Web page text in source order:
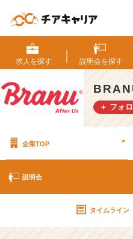
R
A
N
U
株
式
説
詳
細
求人を探す 説明会を探す
＋ フォ
企業TOP >
説明会
タイムライン